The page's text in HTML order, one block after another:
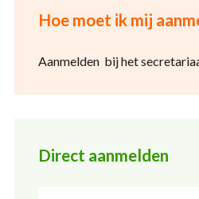
Hoe moet ik mij
Aanmelden bij het
Direct aanmelden